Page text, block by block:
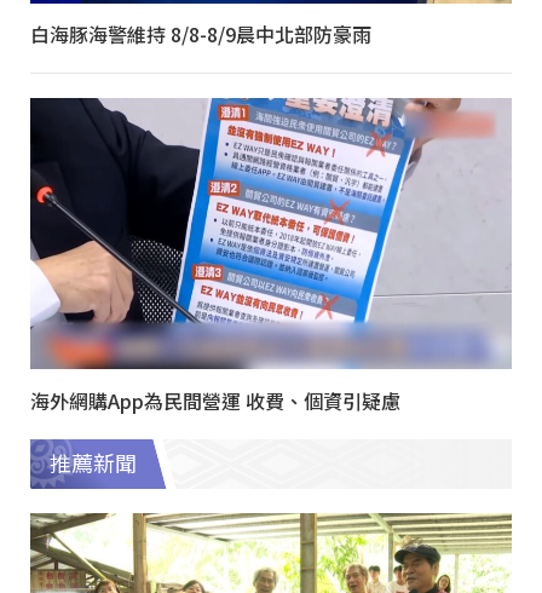
白海豚海警維持 8/8-8/9晨中北部防豪雨
海外網購App為民間營運 收費、個資引疑慮
推薦新聞